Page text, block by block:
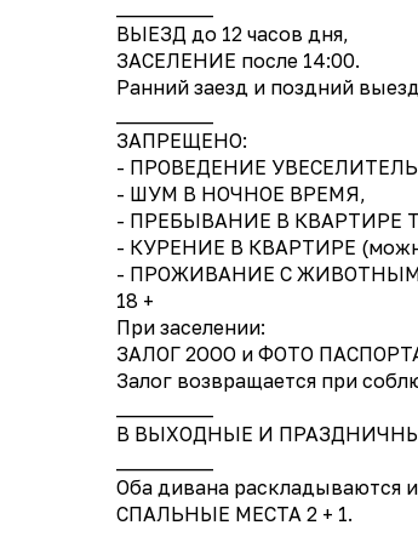
ВЫЕЗД до 12 часов дня,
ЗАСЕЛЕНИЕ после 14:00.
Ранний заезд и поздний
ЗАПРЕЩЕНО:
- ПРОВЕДЕНИЕ
- ШУМ В НОЧНОЕ ВРЕМЯ,
- ПРЕБЫВАНИЕ В КВАРТИРЕ
- КУРЕНИЕ В КВАРТИРЕ
- ПРОЖИВАНИЕ С ЖИВОТНЫМИ
18 +
При заселении:
ЗАЛОГ 2OOO и ФОТО
Залог возвращается при
В ВЫХОДНЫЕ И ПРАЗДНИЧНЫЕ
Оба дивана раскладываются
СПАЛЬНЫЕ МЕСТА 2 + 1.